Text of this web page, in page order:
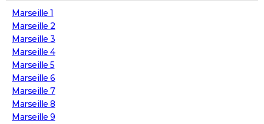
FORUM
Bricolage
Lifestyle
Culture
Sport
Auto
Television
Voyage
Cinema
Marseille 1
Marseille 2
Marseille 3
Marseille 4
Marseille 5
Marseille 6
Marseille 7
Marseille 8
Marseille 9